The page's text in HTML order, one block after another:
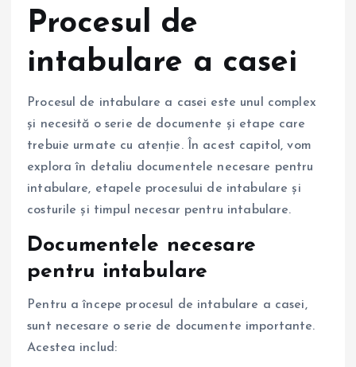
Procesul de
intabulare a casei
Procesul de intabulare a casei este unul complex
și necesită o serie de documente și etape care
trebuie urmate cu atenție. În acest capitol, vom
explora în detaliu documentele necesare pentru
intabulare, etapele procesului de intabulare și
costurile și timpul necesar pentru intabulare.
Documentele necesare
pentru intabulare
Pentru a începe procesul de intabulare a casei,
sunt necesare o serie de documente importante.
Acestea includ: